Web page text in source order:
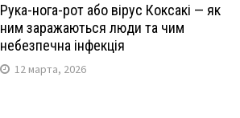
Рука-нога-рот або вірус Коксакі — як
ним заражаються люди та чим
небезпечна інфекція
12 марта, 2026